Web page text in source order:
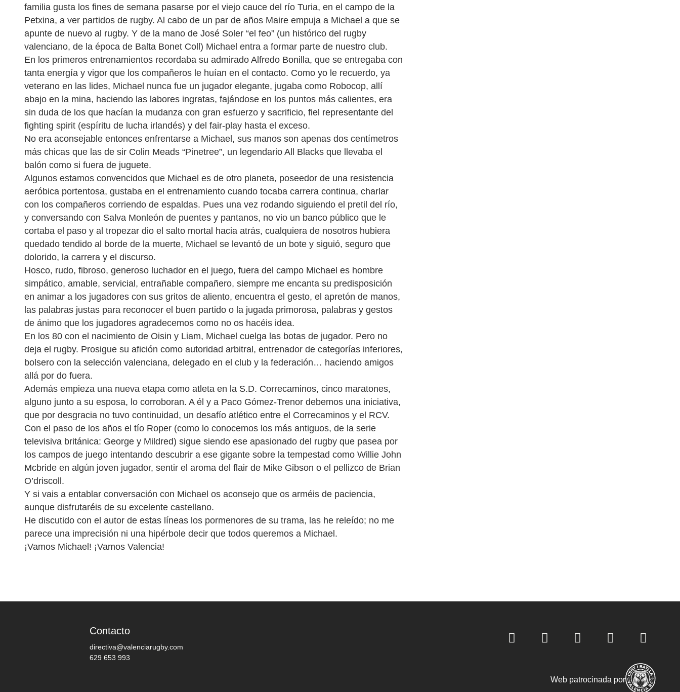
familia gusta los fines de semana pasarse por el viejo cauce del río Turia, en el campo de la
Petxina, a ver partidos de rugby. Al cabo de un par de años Maire empuja a Michael a que se
apunte de nuevo al rugby. Y de la mano de José Soler “el feo” (un histórico del rugby
valenciano, de la época de Balta Bonet Coll) Michael entra a formar parte de nuestro club.
En los primeros entrenamientos recordaba su admirado Alfredo Bonilla, que se entregaba con
tanta energía y vigor que los compañeros le huían en el contacto. Como yo le recuerdo, ya
veterano en las lides, Michael nunca fue un jugador elegante, jugaba como Robocop, allí
abajo en la mina, haciendo las labores ingratas, fajándose en los puntos más calientes, era
sin duda de los que hacían la mudanza con gran esfuerzo y sacrificio, fiel representante del
fighting spirit (espíritu de lucha irlandés) y del fair-play hasta el exceso.
No era aconsejable entonces enfrentarse a Michael, sus manos son apenas dos centímetros
más chicas que las de sir Colin Meads “Pinetree”, un legendario All Blacks que llevaba el
balón como si fuera de juguete.
Algunos estamos convencidos que Michael es de otro planeta, poseedor de una resistencia
aeróbica portentosa, gustaba en el entrenamiento cuando tocaba carrera continua, charlar
con los compañeros corriendo de espaldas. Pues una vez rodando siguiendo el pretil del río,
y conversando con Salva Monleón de puentes y pantanos, no vio un banco público que le
cortaba el paso y al tropezar dio el salto mortal hacia atrás, cualquiera de nosotros hubiera
quedado tendido al borde de la muerte, Michael se levantó de un bote y siguió, seguro que
dolorido, la carrera y el discurso.
Hosco, rudo, fibroso, generoso luchador en el juego, fuera del campo Michael es hombre
simpático, amable, servicial, entrañable compañero, siempre me encanta su predisposición
en animar a los jugadores con sus gritos de aliento, encuentra el gesto, el apretón de manos,
las palabras justas para reconocer el buen partido o la jugada primorosa, palabras y gestos
de ánimo que los jugadores agradecemos como no os hacéis idea.
En los 80 con el nacimiento de Oisin y Liam, Michael cuelga las botas de jugador. Pero no
deja el rugby. Prosigue su afición como autoridad arbitral, entrenador de categorías inferiores,
bolsero con la selección valenciana, delegado en el club y la federación… haciendo amigos
allá por do fuera.
Además empieza una nueva etapa como atleta en la S.D. Correcaminos, cinco maratones,
alguno junto a su esposa, lo corroboran. A él y a Paco Gómez-Trenor debemos una iniciativa,
que por desgracia no tuvo continuidad, un desafío atlético entre el Correcaminos y el RCV.
Con el paso de los años el tío Roper (como lo conocemos los más antiguos, de la serie
televisiva británica: George y Mildred) sigue siendo ese apasionado del rugby que pasea por
los campos de juego intentando descubrir a ese gigante sobre la tempestad como Willie John
Mcbride en algún joven jugador, sentir el aroma del flair de Mike Gibson o el pellizco de Brian
O’driscoll.
Y si vais a entablar conversación con Michael os aconsejo que os arméis de paciencia,
aunque disfrutaréis de su excelente castellano.
He discutido con el autor de estas líneas los pormenores de su trama, las he releído; no me
parece una imprecisión ni una hipérbole decir que todos queremos a Michael.
¡Vamos Michael! ¡Vamos Valencia!
Contacto
directiva@valenciarugby.com
629 653 993
Web patrocinada por